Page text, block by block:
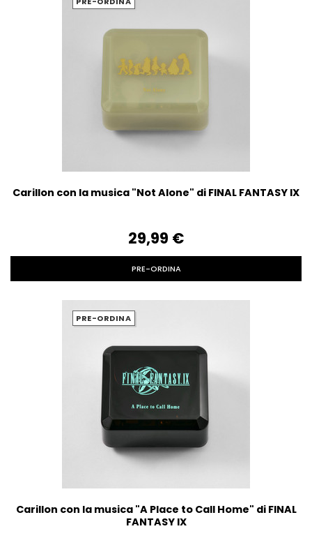
Carillon con la musica "Not Alone" di FINAL FANTASY IX
29,99‎ ‎€
PRE-ORDINA
PRE-ORDINA
Carillon con la musica "A Place to Call Home" di FINAL
FANTASY IX